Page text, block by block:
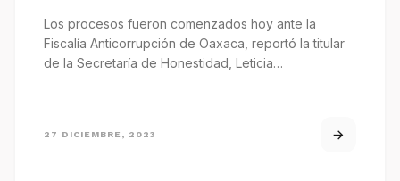
Los procesos fueron comenzados hoy ante la
Fiscalía Anticorrupción de Oaxaca, reportó la titular
de la Secretaría de Honestidad, Leticia…
27 DICIEMBRE, 2023